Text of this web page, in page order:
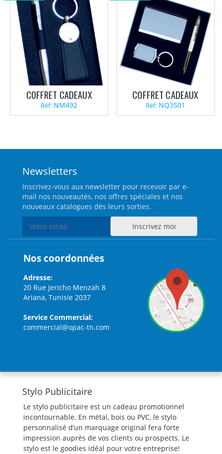
COFFRET CADEAUX
Réf: NM492
COFFRET CADEAUX
Réf:NQ3501
Newsletters
Inscrivez-vous aux newsletter pour recevoir par e-
mail nos nouveautés, nos offres spéciales et nos
nouveaux catalogues dès leurs sorties.
Nos coordonnées
Adresse:
20 Rue Jericho Menzah 8
Ariana, Tunisie 2037
Service Commercial:
commercial@opac-tn.com
Stylo Publicitaire
Le stylo publicitaire est un cadeau promotionnel
incontournable. En métal, bois ou PVC, le stylo
personnalisé d’un marquage original fera forte
impression auprès de vos clients ou prospects. Le
stylo est le goodies idéal pour votre entreprise!